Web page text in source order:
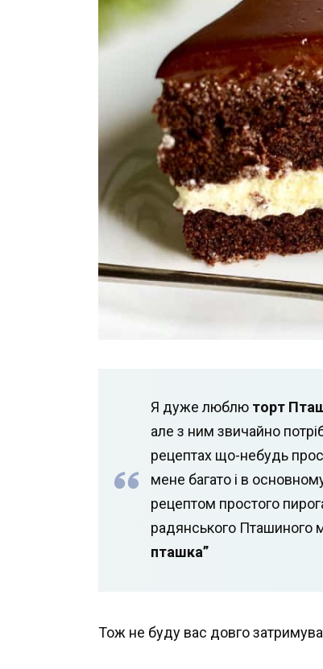
Я дуже люблю торт
але з ним звичайно
рецептах що-небудь
мене багато і в
рецептом простого
радянського Пташиного
пташка”
Тож не буду вас довго